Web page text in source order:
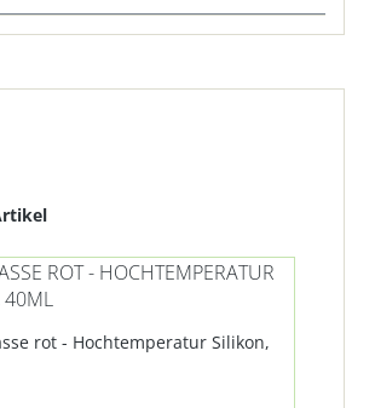
überspringen
ROT - HOCHTEMPERATUR
40ML